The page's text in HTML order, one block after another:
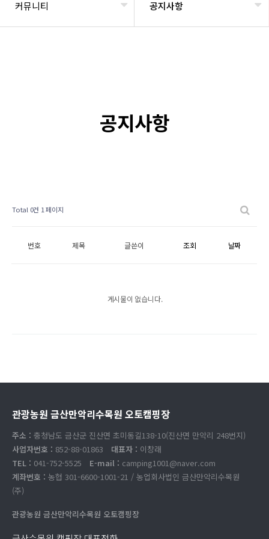
커뮤니티 공지사항
공지사항
Total 0건 1 페이지
번호 제목 글쓴이 조회 날짜
게시물이 없습니다.
관광농원 금산만악리수목원 오토캠핑장
주소 : 충청남도 금산군 진산면 초미동길138-10(진산면 만악리 248번지)
사업자번호 : 852-88-01863 대표자 : 이창래
TEL : 041-752-5525 E-mail : camping1001@naver.com
계좌번호 : 농협 301-6600-1001-21 / 농업회사법인 금산만악리수목원
(주)
관광농원 금산만악리수목원 오토캠핑장